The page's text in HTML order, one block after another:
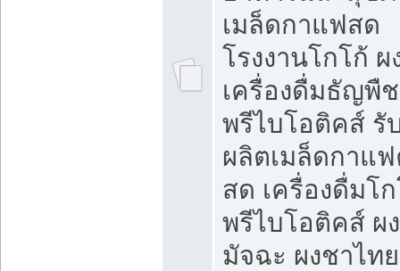
เมล็ดกาแฟสด
โรงงานโกโก้ ผ
เครื่องดื่มธัญพืช
พรีไบโอติคส์ รั
ผลิตเมล็ดกาแ
สด เครื่องดื่มโ
พรีไบโอติคส์ ผง
มัจฉะ ผงชาไท